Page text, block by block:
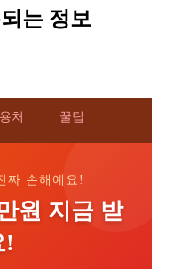
는 정보
처 꿀팁
짜 손해예요!
원 지금 받
!